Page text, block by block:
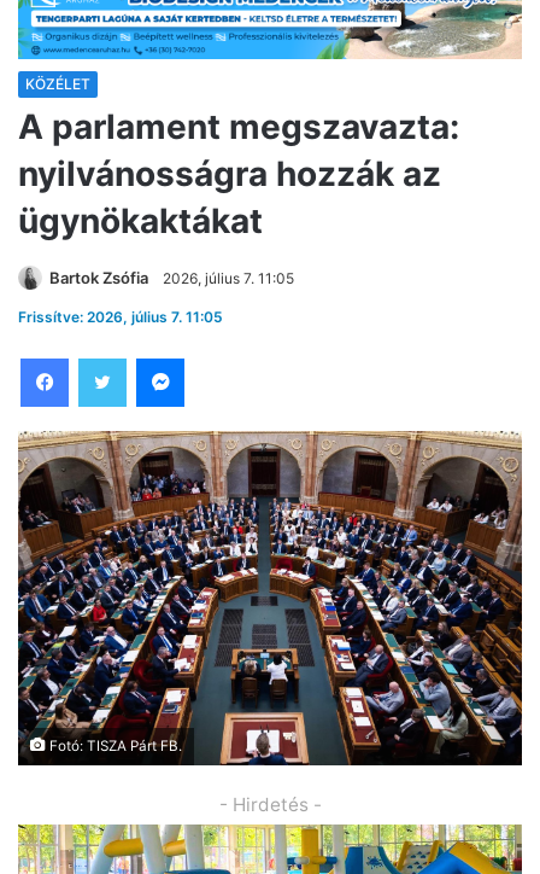
KÖZÉLET
A parlament megszavazta:
nyilvánosságra hozzák az
ügynökaktákat
Bartok Zsófia 2026, július 7. 11:05
Frissítve: 2026, július 7. 11:05
Fotó: TISZA Párt FB.
- Hirdetés -